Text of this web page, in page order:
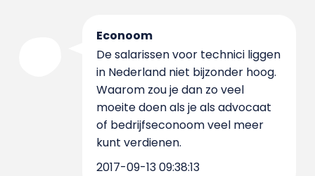
Econoom
De salarissen voor technici liggen
in Nederland niet bijzonder hoog.
Waarom zou je dan zo veel
moeite doen als je als advocaat
of bedrijfseconoom veel meer
kunt verdienen.
2017-09-13 09:38:13